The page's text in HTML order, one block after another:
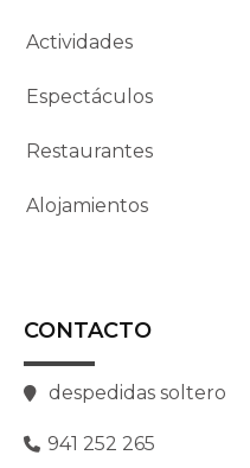
Actividades
Espectáculos
Restaurantes
Alojamientos
CONTACTO
despedidas soltero
941 252 265